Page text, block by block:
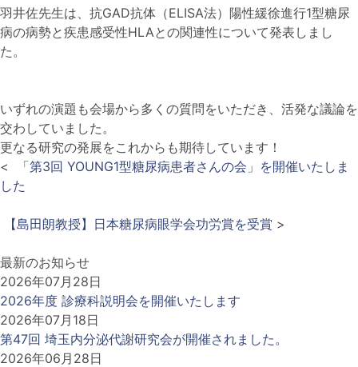
羽井佐先生は、抗GAD抗体（ELISA法）陽性緩徐進行1型糖尿
病の病勢と疾患感受性HLAとの関連性について発表しまし
た。
いずれの演題も会場から多くの質問をいただき、活発な議論を
交わしていました。
更なる研究の発展をこれからも期待しています！
<
「第3回 YOUNG1型糖尿病患者さんの会」を開催いたしま
した
【島田朗教授】日本糖尿病眼学会功労賞を受賞 >
最新のお知らせ
2026年07月28日
2026年度 診療科説明会を開催いたします
2026年07月18日
第47回 埼玉内分泌代謝研究会が開催されました。
2026年06月28日